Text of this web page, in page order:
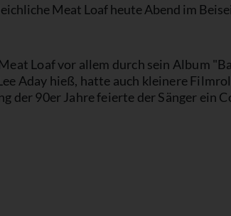
Meat Loaf heute Abend im
Loaf vor allem durch sein Album
Aday hieß, hatte auch kleinere
der 90er Jahre feierte der Sänger ein